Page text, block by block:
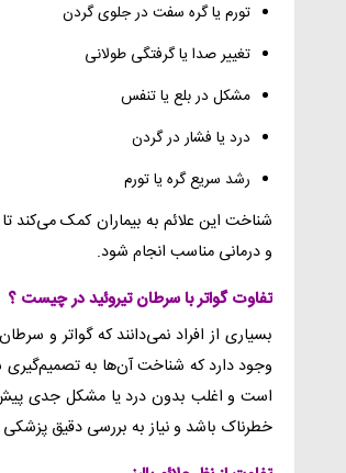
تورم یا گره سفت در جلوی گردن
تغییر صدا یا گرفتگی طولانی
مشکل در بلع یا تنفس
درد یا فشار در گردن
رشد سریع گره یا تورم
شناخت این علائم به بیماران کمک می‌کند
و درمانی مناسب انجام شود.
تفاوت گواتر با سرطان تیروئید در چیست ؟
بسیاری از افراد نمی‌دانند که گواتر و
وجود دارد که شناخت آن‌ها به
است و اغلب بدون درد یا مشکل جدی پیش
خطرناک باشد و نیاز به بررسی دقیق